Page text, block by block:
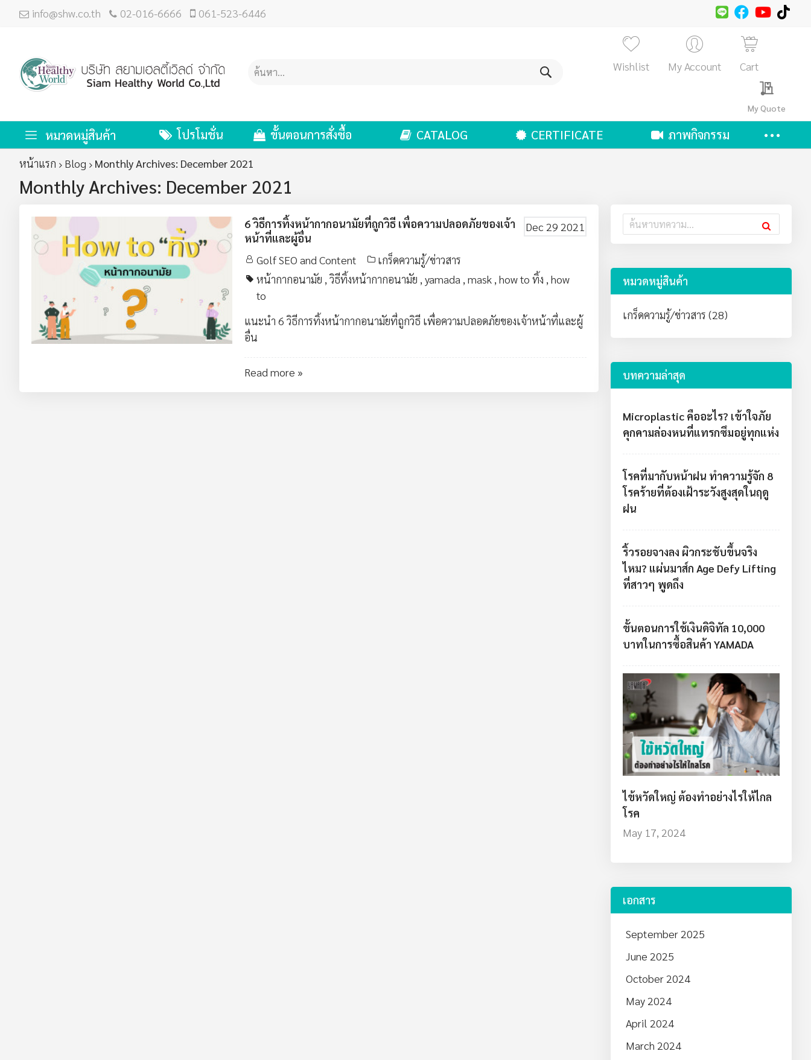
info@shw.co.th 02-016-6666 061-523-6446
My Quote
Wishlist My Account Cart
หมวดหมู่สินค้า โปรโมชั่น ขั้นตอนการสั่งซื้อ CATALOG CERTIFICATE ภาพกิจกรรม
หน้าแรก Blog Monthly Archives: December 2021
Monthly Archives: December 2021
Dec 29 2021
6 วิธีการทิ้งหน้ากากอนามัยที่ถูกวิธี เพื่อความปลอดภัยของเจ้า
หน้าที่และผู้อื่น
Golf SEO and Content
เกร็ดความรู้/ข่าวสาร
หน้ากากอนามัย , วิธีทิ้งหน้ากากอนามัย , yamada , mask, how to ทิ้ง , how
to
แนะนำ 6 วิธีการทิ้งหน้ากากอนามัยที่ถูกวิธี เพื่อความปลอดภัยของเจ้าหน้าที่และผู้
อื่น
Read more »
หมวดหมู่สินค้า
เกร็ดความรู้/ข่าวสาร (28)
บทความล่าสุด
Microplastic คืออะไร? เข้าใจภัย
คุกคามล่องหนที่แทรกซึมอยู่ทุกแห่ง
โรคที่มากับหน้าฝน ทำความรู้จัก 8
โรคร้ายที่ต้องเฝ้าระวังสูงสุดในฤดู
ฝน
ริ้วรอยจางลง ผิวกระชับขึ้นจริง
ไหม? แผ่นมาส์ก Age Defy Lifting
ที่สาวๆ พูดถึง
ขั้นตอนการใช้เงินดิจิทัล 10,000
บาทในการซื้อสินค้า YAMADA
ไข้หวัดใหญ่ ต้องทำอย่างไรให้ไกล
โรค
May 17, 2024
เอกสาร
September 2025
June 2025
October 2024
May 2024
April 2024
March 2024